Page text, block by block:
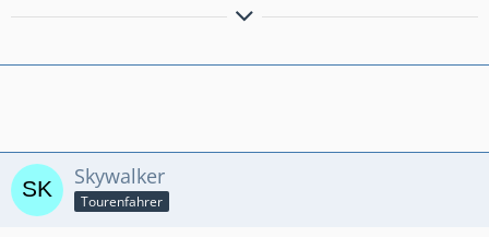
"Wer all seine Ziele erreicht hat, hat sie sich zu
Skywalker
Tourenfahrer